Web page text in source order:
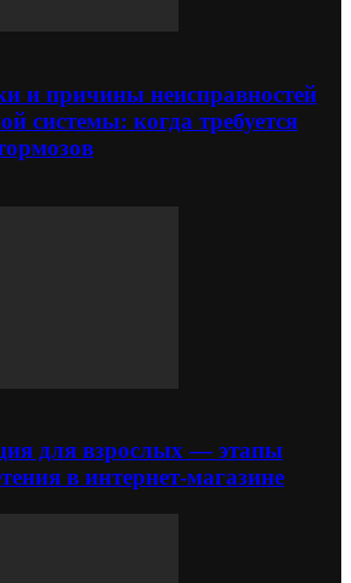
и причины неисправностей
системы: когда требуется
для взрослых — этапы
в интернет-магазине